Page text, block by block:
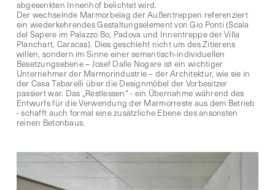
abgesenkten Innenhof belichtet wird.
Der wechselnde Marmorbelag der Außentreppen referenziert
ein wiederkehrendes Gestaltungselement von Gio Ponti (Scala
del Sapere im Palazzo Bo, Padova und Innentreppe der Villa
Planchart, Caracas). Dies geschieht nicht um des Zitierens
willen, sondern im Sinne einer semantisch-individuellen
Besetzungsebene – Josef Dalle Nogare ist ein wichtiger
Unternehmer der Marmorindustrie – der Architektur, wie sie in
der Casa Tabarelli über die Designmöbel der Vorbesitzer
passiert war. Das „Restlessen“ - ein Übernahme während des
Entwurfs für die Verwendung der Marmorreste aus dem Betrieb
- schafft auch formal eine zusätzliche Ebene des ansonsten
reinen Betonbaus.